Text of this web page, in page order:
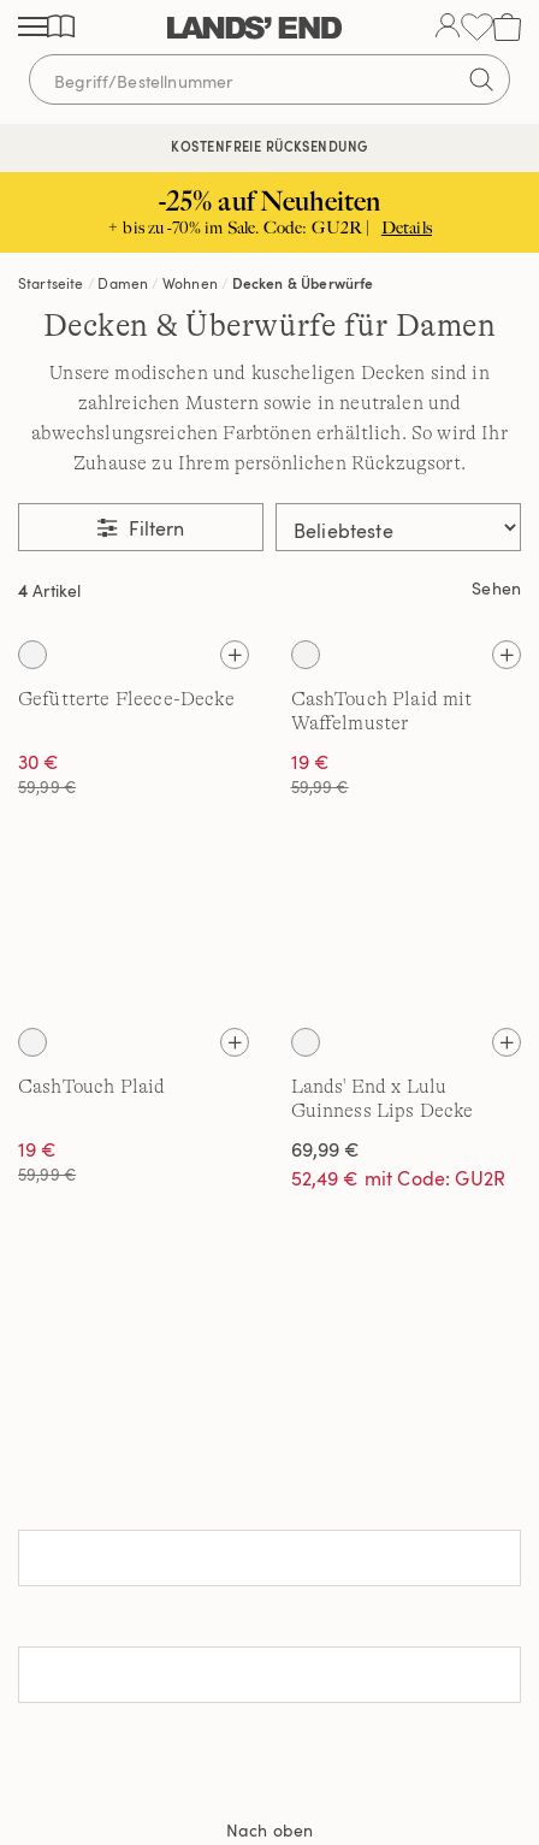
Direkt
zum
Inhalt
Direkt
zur
Navigation
Direkt
zur
Suche
KOSTENLOSE LIEFERUNG AB 120€ | VERTRAUEN SEIT 1963
KOSTENFREIE RÜCKSENDUNG
-25% auf Neuheiten
+ bis zu -70% im Sale. Code: GU2R | Details
Startseite Damen Wohnen Decken & Überwürfe
Decken & Überwürfe für Damen
Unsere modischen und kuscheligen Decken sind in
zahlreichen Mustern sowie in neutralen und
abwechslungsreichen Farbtönen erhältlich. So wird Ihr
Zuhause zu Ihrem persönlichen Rückzugsort.
Filtern
4 Artikel Sehen
Gefütterte Fleece-Decke
30 €
59,99 €
CashTouch Plaid mit
Waffelmuster
19 €
59,99 €
CashTouch Plaid
19 €
59,99 €
Lands' End x Lulu
Guinness Lips Decke
69,99 €
52,49 € mit Code: GU2R
Nach oben